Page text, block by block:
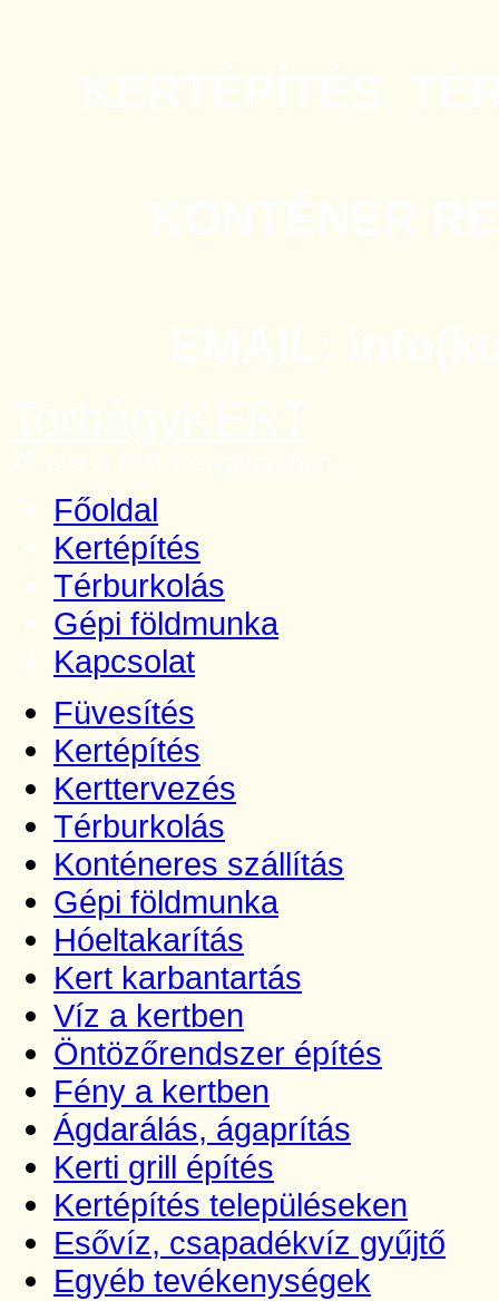
Főoldal
Kertépítés
Térburkolás
Gépi földmunka
Kapcsolat
Füvesítés
Kertépítés
Kerttervezés
Térburkolás
Konténeres szállítás
Gépi földmunka
Hóeltakarítás
Kert karbantartás
Víz a kertben
Öntözőrendszer építés
Fény a kertben
Ágdarálás, ágaprítás
Kerti grill építés
Kertépítés településeken
Esővíz, csapadékvíz gyűjtő
Egyéb tevékenységek